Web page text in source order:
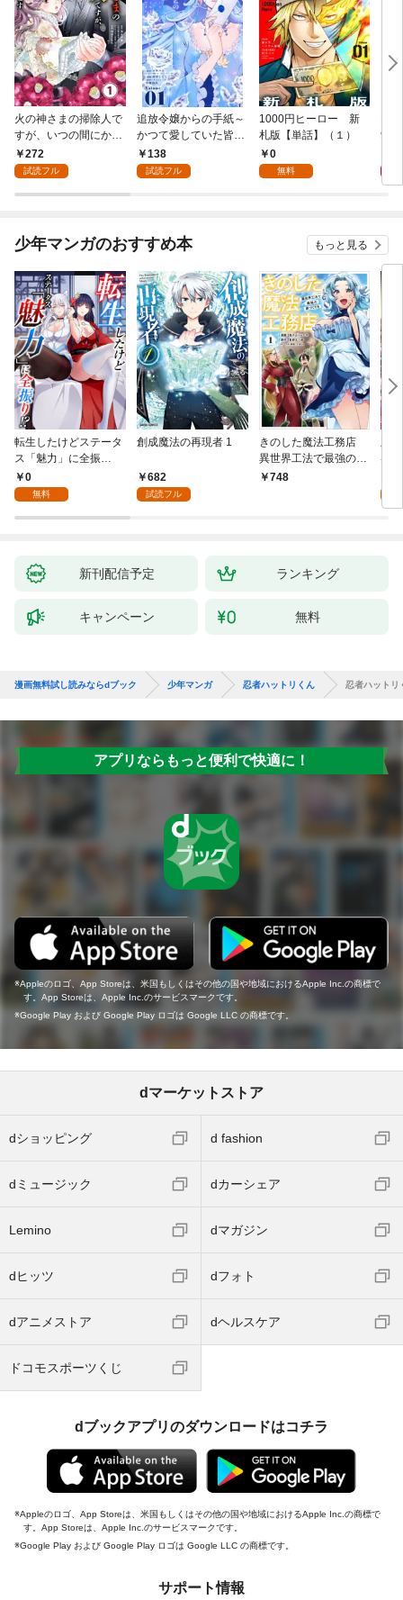
火の神さまの掃除人で
すが、いつの間にか花
嫁として溺愛されてい
ます【単話】（１）
272
試読フル
追放令嬢からの手紙～
かつて愛していた皆さ
まへ 私のことなどお忘
れですか？～【単話】
138
試読フル
1000円ヒーロー 新
札版【単話】（１）
0
無料
9.5
少年マンガのおすすめ本 もっと見る
転生したけどステータ
ス「魅力」に全振
り！？(1)
0
無料
創成魔法の再現者 1
682
試読フル
きのした魔法工務店
異世界工法で最強の家
づくりを（コミック）
748
兆
る
新刊配信予定 ランキング
キャンペーン 無料
漫画無料試し読みならdブック 少年マンガ 忍者ハットリくん 忍者ハットリ
アプリならもっと便利で快適に！
Appleのロゴ、App Storeは、米国もしくはその他の国や地域におけるApple Inc.の商標で
す。App Storeは、Apple Inc.のサービスマークです。
Google Play および Google Play ロゴは Google LLC の商標です。
dマーケットストア
dショッピング d fashion
dミュージック dカーシェア
Lemino dマガジン
dヒッツ dフォト
dアニメストア dヘルスケア
ドコモスポーツくじ
dブックアプリのダウンロードはコチラ
Appleのロゴ、App Storeは、米国もしくはその他の国や地域におけるApple Inc.の商標で
す。App Storeは、Apple Inc.のサービスマークです。
Google Play および Google Play ロゴは Google LLC の商標です。
サポート情報